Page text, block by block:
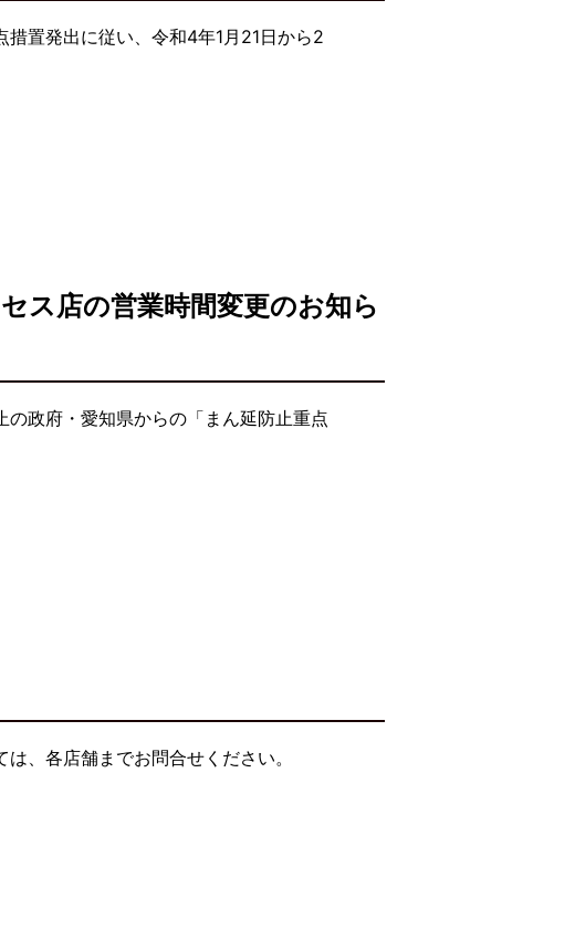
置発出に従い、令和4年1月21日から2
ス店の営業時間変更のお知ら
政府・愛知県からの「まん延防止重点
、各店舗までお問合せください。